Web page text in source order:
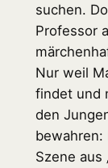
suchen.
Professor
Nur weil
findet und
den
Szene aus